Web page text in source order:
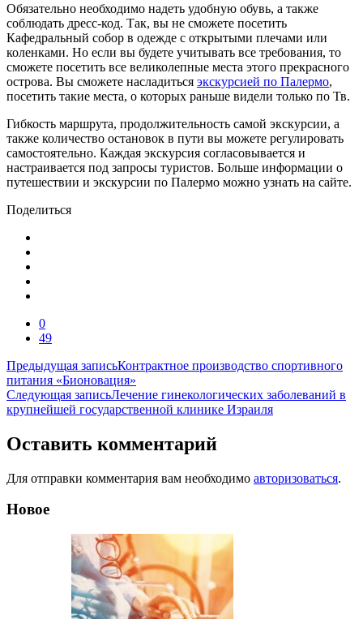
Обязательно необходимо надеть удобную обувь, а также
соблюдать дресс-код. Так, вы не сможете посетить
Кафедральный собор в одежде с открытыми плечами или
коленками. Но если вы будете учитывать все требования, то
сможете посетить все великолепные места этого прекрасного
острова. Вы сможете насладиться экскурсией по Палермо,
посетить такие места, о которых раньше видели только по Тв.
Гибкость маршрута, продолжительность самой экскурсии, а
также количество остановок в пути вы можете регулировать
самостоятельно. Каждая экскурсия согласовывается и
настраивается под запросы туристов. Больше информации о
путешествии и экскурсии по Палермо можно узнать на сайте.
Поделиться
0
49
Навигация
по
записям
Предыдущая записьКонтрактное производство спортивного
питания «Бионовация»
Следующая записьЛечение гинекологических заболеваний в
крупнейшей государственной клинике Израиля
Оставить комментарий
Для отправки комментария вам необходимо авторизоваться.
Новое